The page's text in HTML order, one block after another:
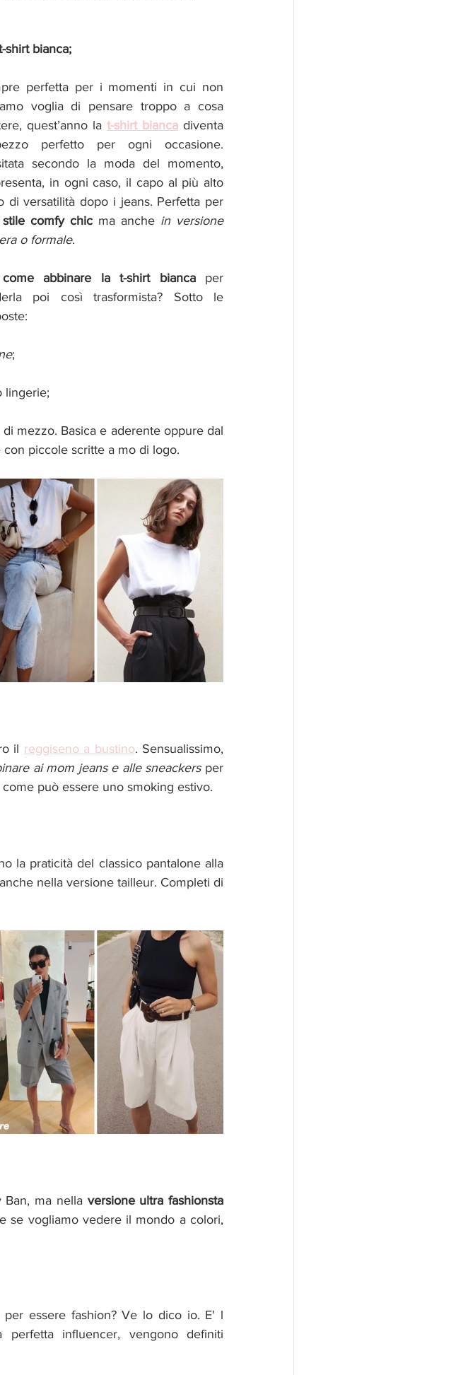
shirt bianca;
perfetta per i momenti in cui non
voglia di pensare troppo a cosa
quest’anno la t-shirt bianca diventa
perfetto per ogni occasione.
secondo la moda del momento,
in ogni caso, il capo al più alto
di versatilità dopo i jeans. Perfetta per
stile comfy chic ma anche in versione
o formale.
come abbinare la t-shirt bianca per
poi così trasformista? Sotto le
;
lingerie;
mezzo. Basica e aderente oppure dal
piccole scritte a mo di logo.
il reggiseno a bustino. Sensualissimo,
ai mom jeans e alle sneackers per
come può essere uno smoking estivo.
la praticità del classico pantalone alla
nella versione tailleur. Completi di
Ban, ma nella versione ultra fashionsta
se vogliamo vedere il mondo a colori,
per essere fashion? Ve lo dico io. E' l
influencer, vengono definiti